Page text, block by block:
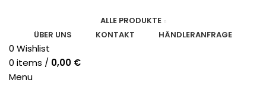
ALLE PRODUKTE
ÜBER UNS
KONTAKT HÄNDLERANFRAGE
0 Wishlist
0 items / 0,00 €
Menu